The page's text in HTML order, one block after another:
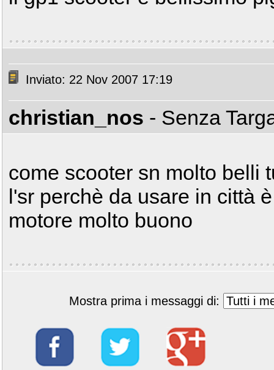
Inviato: 22 Nov 2007 17:19
christian_nos - Senza
come scooter sn molto belli
l'sr perchè da usare in città
motore molto buono
Mostra prima i messaggi di: